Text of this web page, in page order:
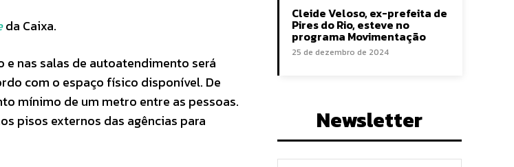
da Caixa.
e nas salas de autoatendimento será
com o espaço físico disponível. De
mínimo de um metro entre as pessoas.
pisos externos das agências para
Cleide Veloso, ex-prefeita de
Pires do Rio, esteve no
programa Movimentação
25 de dezembro de 2024
Newsletter